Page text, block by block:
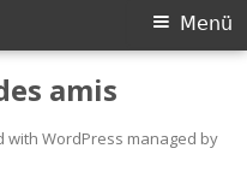
amis
with WordPress managed by
Menü